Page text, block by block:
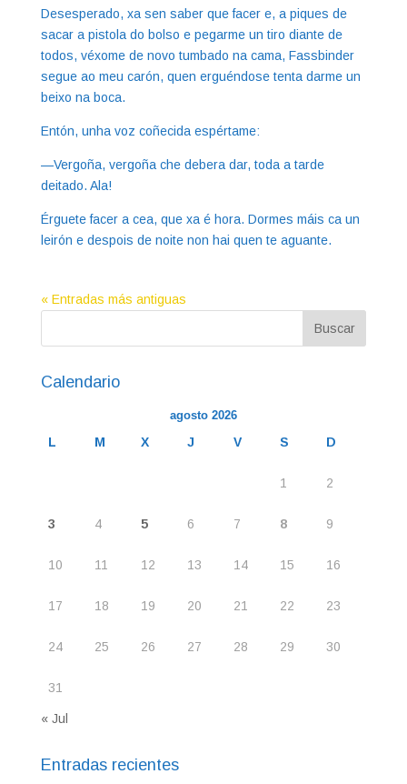
Desesperado, xa sen saber que facer e, a piques de
sacar a pistola do bolso e pegarme un tiro diante de
todos, véxome de novo tumbado na cama, Fassbinder
segue ao meu carón, quen erguéndose tenta darme un
beixo na boca.
Entón, unha voz coñecida espértame:
—Vergoña, vergoña che debera dar, toda a tarde
deitado. Ala!
Érguete facer a cea, que xa é hora. Dormes máis ca un
leirón e despois de noite non hai quen te aguante.
« Entradas más antiguas
Calendario
agosto 2026
L M X J V S D
1 2
3 4 5 6 7 8 9
10 11 12 13 14 15 16
17 18 19 20 21 22 23
24 25 26 27 28 29 30
31
« Jul
Entradas recientes